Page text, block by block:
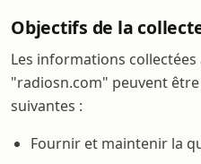
Objectifs de la
Les informations
"radiosn.com" peuvent
suivantes :
Fournir et maintenir la